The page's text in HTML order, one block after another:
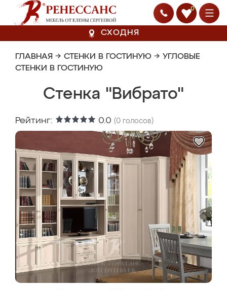
0
СХОДНЯ
ГЛАВНАЯ → СТЕНКИ В ГОСТИНУЮ → УГЛОВЫЕ
СТЕНКИ В ГОСТИНУЮ
Стенка "Вибрато"
Рейтинг: 0.0 (0 голосов)